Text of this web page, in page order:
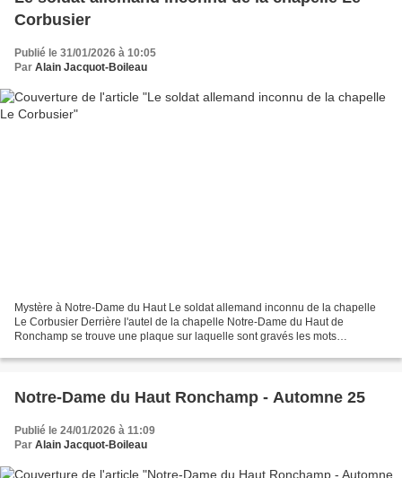
Corbusier
Publié le 31/01/2026 à 10:05
Par Alain Jacquot-Boileau
Mystère à Notre-Dame du Haut Le soldat allemand inconnu de la chapelle
Le Corbusier Derrière l'autel de la chapelle Notre-Dame du Haut de
Ronchamp se trouve une plaque sur laquelle sont gravés les mots
Notre-Dame du Haut Ronchamp - Automne 25
Publié le 24/01/2026 à 11:09
Par Alain Jacquot-Boileau